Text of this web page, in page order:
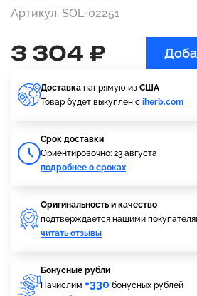
Артикул: SOL-02251
3 304 ₽
Доставка напрямую из США
Товар будет выкуплен с iherb.com
Cрок доставки
Ориентировочно: 23 августа
подробнее о сроках
Оригинальность и качество
подтверждается нашими
читать отзывы
Бонусные рубли
Начислим +330 бонусных рублей